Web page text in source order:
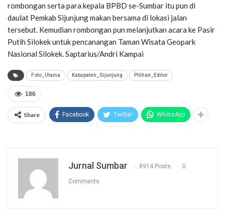
rombongan serta para kepala BPBD se-Sumbar itu pun di
daulat Pemkab Sijunjung makan bersama di lokasi jalan
tersebut. Kemudian rombongan pun melanjutkan acara ke Pasir
Putih Silokek untuk pencanangan Taman Wisata Geopark
Nasional Silokek. Saptarius/Andri Kampai
Foto_Utama Kabupaten_Sijunjung Pilihan_Editor
186
Share Facebook Twitter WhatsApp
Jurnal Sumbar 8914 Posts 0
Comments